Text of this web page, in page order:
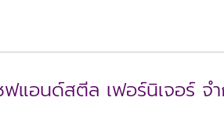
แอนด์สตีล เฟอร์นิเจอร์ จ